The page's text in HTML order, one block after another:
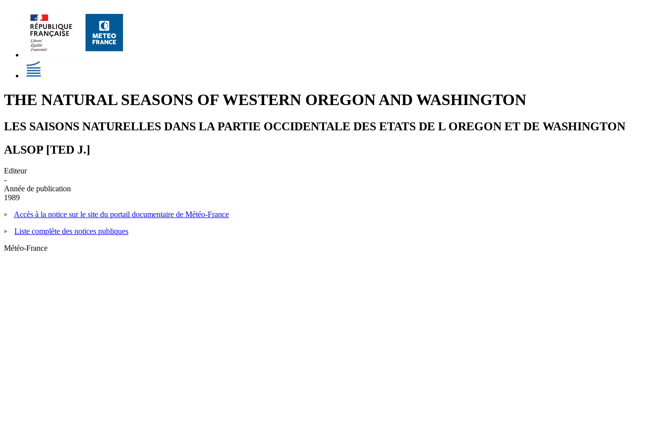
THE NATURAL SEASONS OF WESTERN OREGON AND WASHINGTON
LES SAISONS NATURELLES DANS LA PARTIE OCCIDENTALE DES ETATS DE L OREGON ET DE WASHINGTON
ALSOP [TED J.]
Editeur
-
Année de publication
1989
Accès à la notice sur le site du portail documentaire de Météo-France
Liste complète des notices publiques
Météo-France